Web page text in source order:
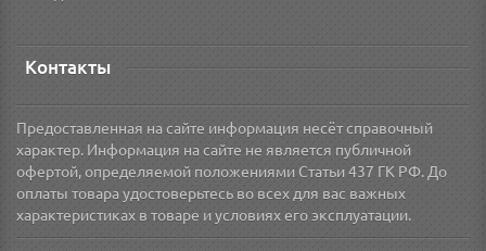
Контакты
Предоставленная на сайте информация несёт справочный
характер. Информация на сайте не является публичной
офертой, определяемой положениями Статьи 437 ГК РФ. До
оплаты товара удостоверьтесь во всех для вас важных
характеристиках в товаре и условиях его эксплуатации.